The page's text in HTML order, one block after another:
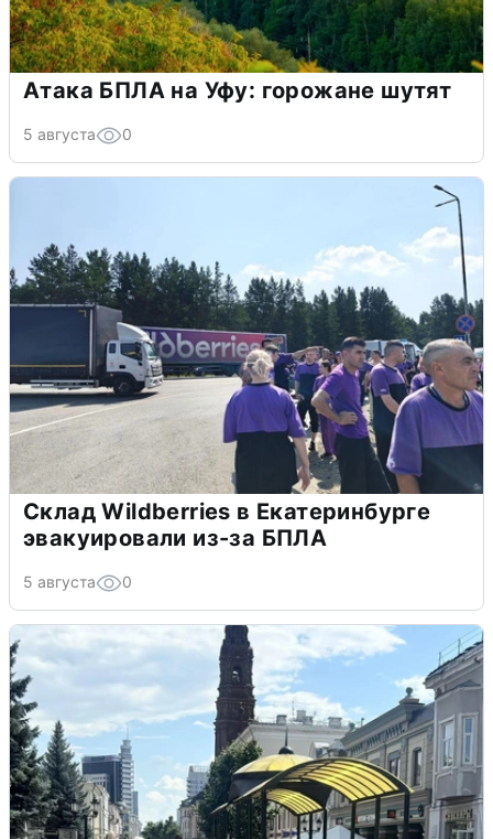
Атака БПЛА на Уфу: горожане шутят
5 августа 0
Склад Wildberries в Екатеринбурге
эвакуировали из-за БПЛА
5 августа 0